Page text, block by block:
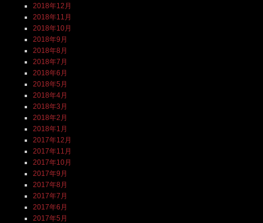
2018年12月
2018年11月
2018年10月
2018年9月
2018年8月
2018年7月
2018年6月
2018年5月
2018年4月
2018年3月
2018年2月
2018年1月
2017年12月
2017年11月
2017年10月
2017年9月
2017年8月
2017年7月
2017年6月
2017年5月